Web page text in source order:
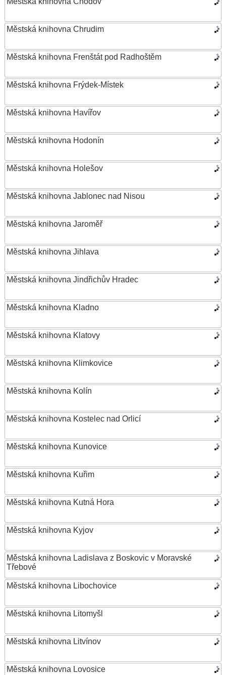
Městská knihovna Chrudim
Městská knihovna Frenštát pod Radhoštěm
Městská knihovna Frýdek-Místek
Městská knihovna Havířov
Městská knihovna Hodonín
Městská knihovna Holešov
Městská knihovna Jablonec nad Nisou
Městská knihovna Jaroměř
Městská knihovna Jihlava
Městská knihovna Jindřichův Hradec
Městská knihovna Kladno
Městská knihovna Klatovy
Městská knihovna Klimkovice
Městská knihovna Kolín
Městská knihovna Kostelec nad Orlicí
Městská knihovna Kunovice
Městská knihovna Kuřim
Městská knihovna Kutná Hora
Městská knihovna Kyjov
Městská knihovna Ladislava z Boskovic v Moravské
Třebové
Městská knihovna Libochovice
Městská knihovna Litomyšl
Městská knihovna Litvínov
Městská knihovna Lovosice